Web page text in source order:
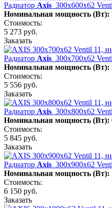
Радиатор Axis 300х600х62
Номинальная мощность (Вт):
Стоимость:
5 273 руб.
Заказать
Радиатор Axis 300х700х62
Номинальная мощность (Вт):
Стоимость:
5 556 руб.
Заказать
Радиатор Axis 300х800х62
Номинальная мощность (Вт):
Стоимость:
5 845 руб.
Заказать
Радиатор Axis 300х900х62
Номинальная мощность (Вт):
Стоимость:
6 150 руб.
Заказать